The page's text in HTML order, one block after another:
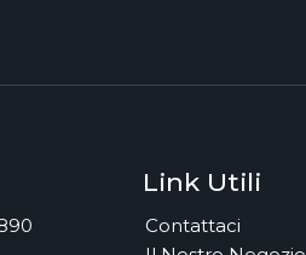
Link Utili
Contattaci